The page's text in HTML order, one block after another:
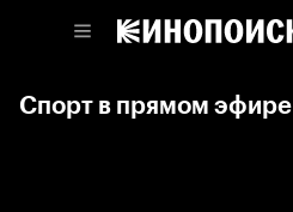
Спорт в прямом эфире